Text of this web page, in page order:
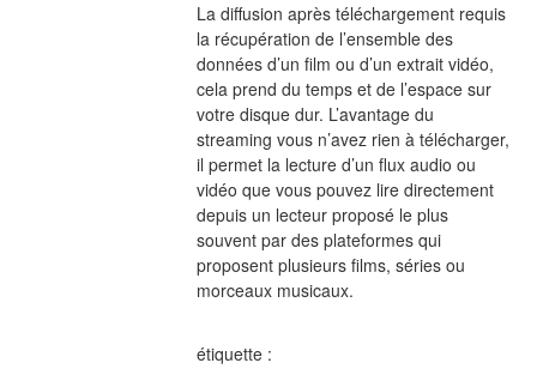
La diffusion après téléchargement requis
la récupération de l’ensemble des
données d’un film ou d’un extrait vidéo,
cela prend du temps et de l’espace sur
votre disque dur. L’avantage du
streaming vous n’avez rien à télécharger,
il permet la lecture d’un flux audio ou
vidéo que vous pouvez lire directement
depuis un lecteur proposé le plus
souvent par des plateformes qui
proposent plusieurs films, séries ou
morceaux musicaux.
étiquette :